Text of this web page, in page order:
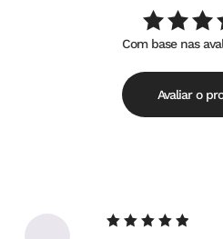
5.00
5
Com base nas
Avaliar o